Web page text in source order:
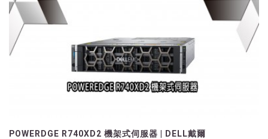
POWERDGE R740XD2 機架式伺服器 | DELL戴爾